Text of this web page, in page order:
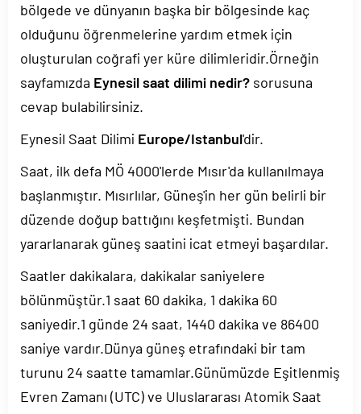
bölgede ve dünyanın başka bir bölgesinde kaç
olduğunu öğrenmelerine yardım etmek için
oluşturulan coğrafi yer küre dilimleridir.Örneğin
sayfamızda Eynesil saat dilimi nedir? sorusuna
cevap bulabilirsiniz.
Eynesil Saat Dilimi Europe/Istanbul'dir.
Saat, ilk defa MÖ 4000'lerde Mısır'da kullanılmaya
başlanmıştır. Mısırlılar, Güneş'in her gün belirli bir
düzende doğup battığını keşfetmişti. Bundan
yararlanarak güneş saatini icat etmeyi başardılar.
Saatler dakikalara, dakikalar saniyelere
bölünmüştür.1 saat 60 dakika, 1 dakika 60
saniyedir.1 günde 24 saat, 1440 dakika ve 86400
saniye vardır.Dünya güneş etrafındaki bir tam
turunu 24 saatte tamamlar.Günümüzde Eşitlenmiş
Evren Zamanı (UTC) ve Uluslararası Atomik Saat